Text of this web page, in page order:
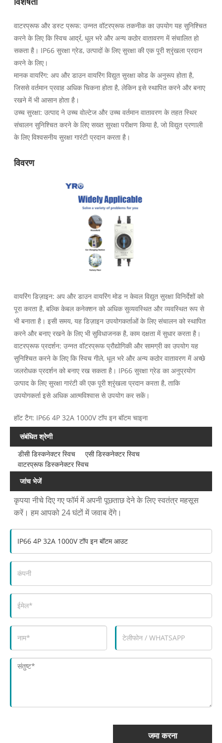
वाटरप्रूफ और डस्ट प्रूफ: उन्नत वॉटरप्रूफ तकनीक का उपयोग यह सुनिश्चित
करने के लिए कि स्विच आर्द्र, धूल भरे और अन्य कठोर वातावरण में संचालित हो
सकता है। IP66 सुरक्षा ग्रेड, उत्पादों के लिए सुरक्षा की एक पूरी श्रृंखला प्रदान
करने के लिए।
मानक वायरिंग: अप और डाउन वायरिंग विद्युत सुरक्षा कोड के अनुरूप होता है,
जिससे वर्तमान प्रवाह अधिक चिकना होता है, लेकिन इसे स्थापित करने और बनाए
रखने में भी आसान होता है।
उच्च सुरक्षा: उत्पाद ने उच्च वोल्टेज और उच्च वर्तमान वातावरण के तहत स्थिर
संचालन सुनिश्चित करने के लिए सख्त सुरक्षा परीक्षण किया है, जो विद्युत प्रणाली
के लिए विश्वसनीय सुरक्षा गारंटी प्रदान करता है।
विवरण
वायरिंग डिज़ाइन: अप और डाउन वायरिंग मोड न केवल विद्युत सुरक्षा विनिर्देशों को
पूरा करता है, बल्कि केबल कनेक्शन को अधिक सुव्यवस्थित और व्यवस्थित रूप से
भी बनाता है। इसी समय, यह डिज़ाइन उपयोगकर्ताओं के लिए संचालन को स्थापित
करने और बनाए रखने के लिए भी सुविधाजनक है, काम दक्षता में सुधार करता है।
वाटरप्रूफ प्रदर्शन: उन्नत वॉटरप्रूफ प्रौद्योगिकी और सामग्री का उपयोग यह
सुनिश्चित करने के लिए कि स्विच गीले, धूल भरे और अन्य कठोर वातावरण में अच्छे
जलरोधक प्रदर्शन को बनाए रख सकता है। IP66 सुरक्षा ग्रेड का अनुप्रयोग
उत्पाद के लिए सुरक्षा गारंटी की एक पूरी श्रृंखला प्रदान करता है, ताकि
उपयोगकर्ता इसे अधिक आत्मविश्वास से उपयोग कर सकें।
हॉट टैग: IP66 4P 32A 1000V टॉप इन बॉटम चाइना
संबंधित श्रेणी
डीसी डिस्कनेक्टर स्विच
एसी डिस्कनेक्टर स्विच
वाटरप्रूफ डिस्कनेक्टर स्विच
जांच भेजें
कृपया नीचे दिए गए फॉर्म में अपनी पूछताछ देने के लिए स्वतंत्र महसूस
करें। हम आपको 24 घंटों में जवाब देंगे।
जमा करना